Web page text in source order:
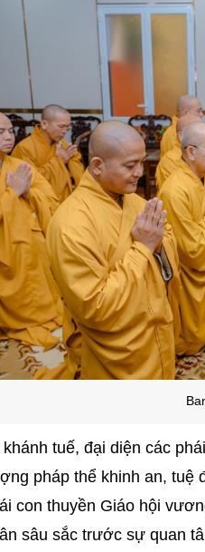
tuế, đại diện các
pháp thể khinh an, tuệ
con thuyền Giáo hội
sâu sắc trước sự quan